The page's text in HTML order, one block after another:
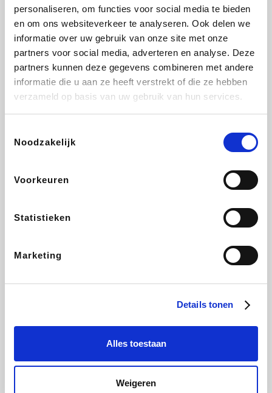
personaliseren, om functies voor social media te bieden
en om ons websiteverkeer te analyseren. Ook delen we
informatie over uw gebruik van onze site met onze
partners voor social media, adverteren en analyse. Deze
partners kunnen deze gegevens combineren met andere
informatie die u aan ze heeft verstrekt of die ze hebben
verzameld op basis van uw gebruik van hun services.
Noodzakelijk
Voorkeuren
Statistieken
Marketing
Details tonen
Alles toestaan
Weigeren
Weekendesk Sarenza Schiesser Interhome
Lufthansa
CheapTickets.be DeubaXXL
Samsung My Jewellery Delonghi Tennis Point